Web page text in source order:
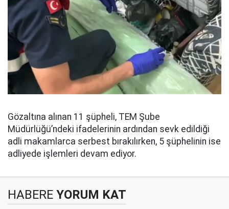
Gözaltına alınan 11 şüpheli, TEM Şube
Müdürlüğü’ndeki ifadelerinin ardından sevk edildiği
adli makamlarca serbest bırakılırken, 5 şüphelinin ise
adliyede işlemleri devam ediyor.
HABERE YORUM KAT